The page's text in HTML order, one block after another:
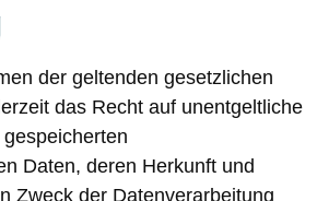
der geltenden gesetzlichen
das Recht auf unentgeltliche
Daten, deren Herkunft und
Zweck der Datenverarbeitung